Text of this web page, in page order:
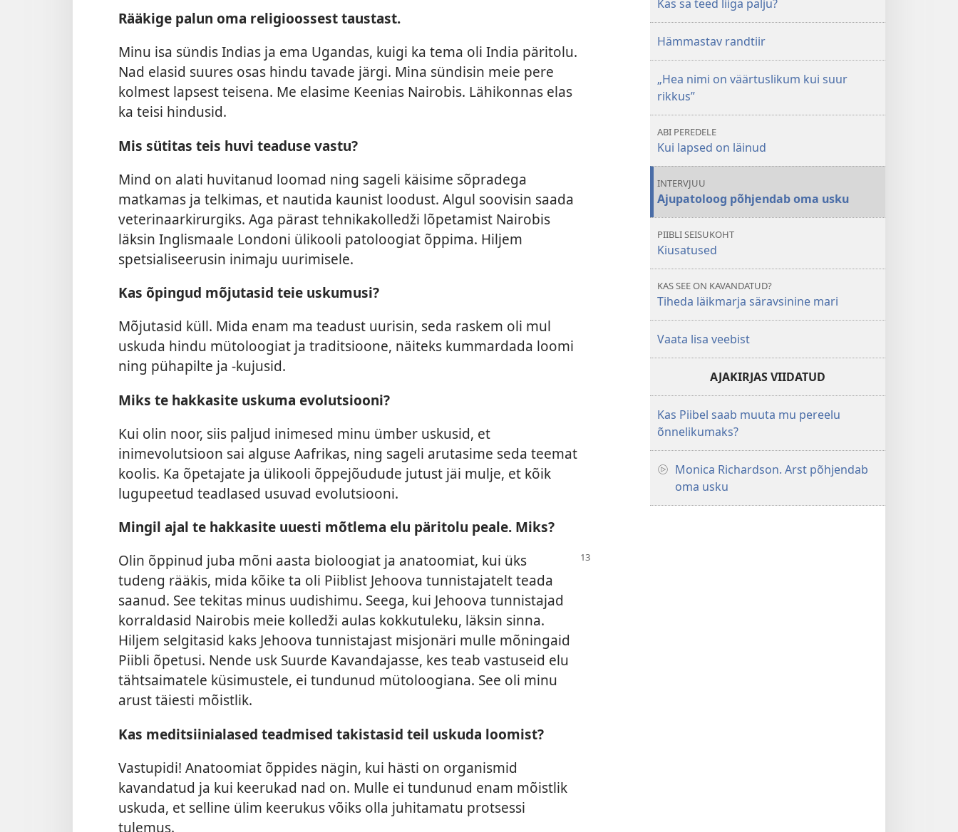
Rääkige palun oma religioossest taustast.
Minu isa sündis Indias ja ema Ugandas, kuigi ka tema oli India päritolu.
Nad elasid suures osas hindu tavade järgi. Mina sündisin meie pere
kolmest lapsest teisena. Me elasime Keenias Nairobis. Lähikonnas elas
ka teisi hindusid.
Mis sütitas teis huvi teaduse vastu?
Mind on alati huvitanud loomad ning sageli käisime sõpradega
matkamas ja telkimas, et nautida kaunist loodust. Algul soovisin saada
veterinaarkirurgiks. Aga pärast tehnikakolledži lõpetamist Nairobis
läksin Inglismaale Londoni ülikooli patoloogiat õppima. Hiljem
spetsialiseerusin inimaju uurimisele.
Kas õpingud mõjutasid teie uskumusi?
Mõjutasid küll. Mida enam ma teadust uurisin, seda raskem oli mul
uskuda hindu mütoloogiat ja traditsioone, näiteks kummardada loomi
ning pühapilte ja -kujusid.
Miks te hakkasite uskuma evolutsiooni?
Kui olin noor, siis paljud inimesed minu ümber uskusid, et
inimevolutsioon sai alguse Aafrikas, ning sageli arutasime seda teemat
koolis. Ka õpetajate ja ülikooli õppejõudude jutust jäi mulje, et kõik
lugupeetud teadlased usuvad evolutsiooni.
Mingil ajal te hakkasite uuesti mõtlema elu päritolu peale. Miks?
Olin õppinud juba mõni aasta bioloogiat ja anatoomiat, kui üks
tudeng rääkis, mida kõike ta oli Piiblist Jehoova tunnistajatelt teada
saanud. See tekitas minus uudishimu. Seega, kui Jehoova tunnistajad
korraldasid Nairobis meie kolledži aulas kokkutuleku, läksin sinna.
Hiljem selgitasid kaks Jehoova tunnistajast misjonäri mulle mõningaid
Piibli õpetusi. Nende usk Suurde Kavandajasse, kes teab vastuseid elu
tähtsaimatele küsimustele, ei tundunud mütoloogiana. See oli minu
arust täiesti mõistlik.
Kas meditsiinialased teadmised takistasid teil uskuda loomist?
Vastupidi! Anatoomiat õppides nägin, kui hästi on organismid
kavandatud ja kui keerukad nad on. Mulle ei tundunud enam mõistlik
uskuda, et selline ülim keerukus võiks olla juhitamatu protsessi
tulemus.
Kas sa teed liiga palju?
Hämmastav randtiir
„Hea nimi on väärtuslikum kui suur
rikkus”
ABI PEREDELE
Kui lapsed on läinud
INTERVJUU
Ajupatoloog põhjendab oma usku
PIIBLI SEISUKOHT
Kiusatused
KAS SEE ON KAVANDATUD?
Tiheda läikmarja säravsinine mari
Vaata lisa veebist
AJAKIRJAS VIIDATUD
Kas Piibel saab muuta mu pereelu
õnnelikumaks?
Monica Richardson. Arst põhjendab
oma usku